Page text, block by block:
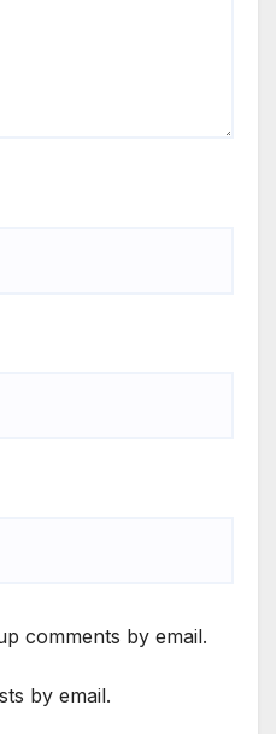
comments by email.
by email.